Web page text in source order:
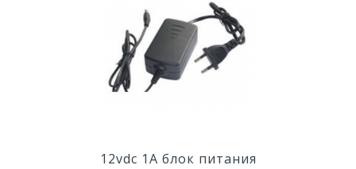
12vdc 1A блок питания